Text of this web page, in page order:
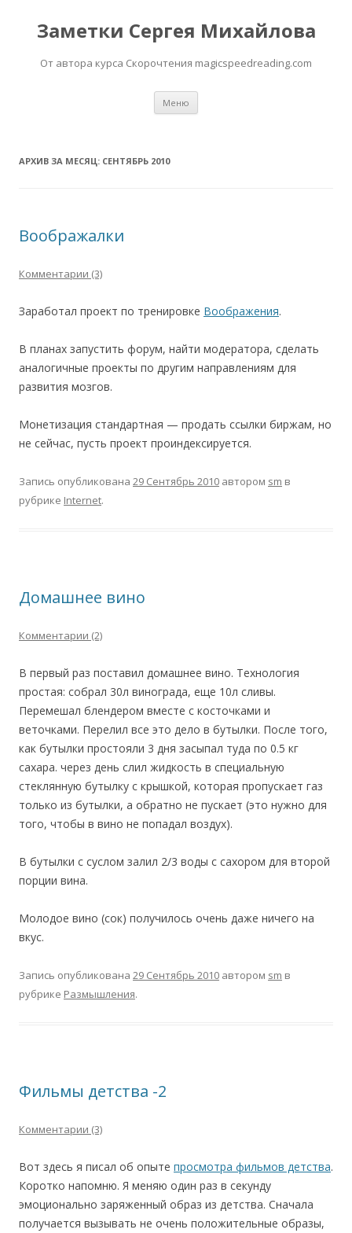
Заметки Сергея Михайлова
От автора курса Скорочтения magicspeedreading.com
Меню
АРХИВ ЗА МЕСЯЦ: СЕНТЯБРЬ 2010
Воображалки
Комментарии (3)
Заработал проект по тренировке Воображения.
В планах запустить форум, найти модератора, сделать
аналогичные проекты по другим направлениям для
развития мозгов.
Монетизация стандартная — продать ссылки биржам, но
не сейчас, пусть проект проиндексируется.
Запись опубликована 29 Сентябрь 2010 автором sm в
рубрике Internet.
Домашнее вино
Комментарии (2)
В первый раз поставил домашнее вино. Технология
простая: собрал 30л винограда, еще 10л сливы.
Перемешал блендером вместе с косточками и
веточками. Перелил все это дело в бутылки. После того,
как бутылки простояли 3 дня засыпал туда по 0.5 кг
сахара. через день слил жидкость в специальную
стеклянную бутылку с крышкой, которая пропускает газ
только из бутылки, а обратно не пускает (это нужно для
того, чтобы в вино не попадал воздух).
В бутылки с суслом залил 2/3 воды с сахором для второй
порции вина.
Молодое вино (сок) получилось очень даже ничего на
вкус.
Запись опубликована 29 Сентябрь 2010 автором sm в
рубрике Размышления.
Фильмы детства -2
Комментарии (3)
Вот здесь я писал об опыте просмотра фильмов детства.
Коротко напомню. Я меняю один раз в секунду
эмоционально заряженный образ из детства. Сначала
получается вызывать не очень положительные образы,